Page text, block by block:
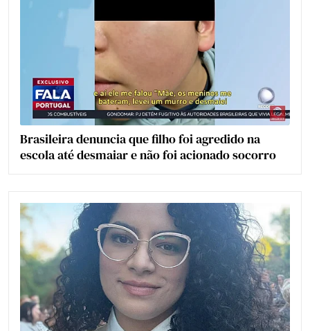
Brasileira denuncia que filho foi agredido na
escola até desmaiar e não foi acionado socorro